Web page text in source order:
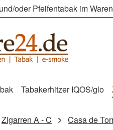
oder Pfeifentabak im
Tabakerhitzer IQOS/glo
Zigarren A - C Casa de